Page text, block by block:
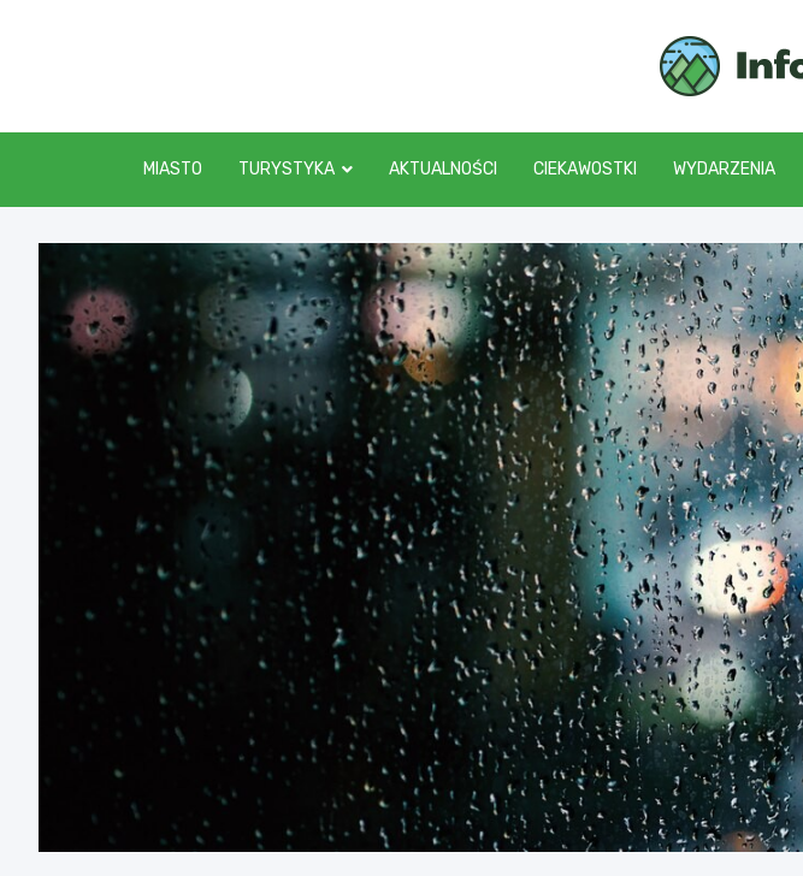
MIASTO TURYSTYKA AKTUALNOŚCI CIEKAWOSTKI WYDARZENIA